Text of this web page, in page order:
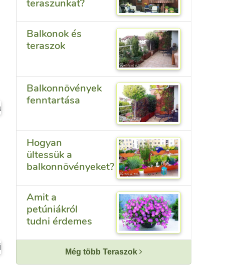
teraszunkat?
Balkonok és
teraszok
Balkonnövények
fenntartása
Hogyan
ültessük a
balkonnövényeket?
Amit a
petúniákról
tudni érdemes
Még több Teraszok